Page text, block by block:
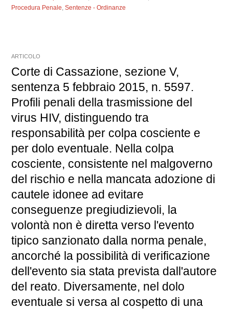
Procedura Penale,Sentenze - Ordinanze
ARTICOLO
Corte di Cassazione, sezione V,
sentenza 5 febbraio 2015, n. 5597.
Profili penali della trasmissione del
virus HIV, distinguendo tra
responsabilità per colpa cosciente e
per dolo eventuale. Nella colpa
cosciente, consistente nel malgoverno
del rischio e nella mancata adozione di
cautele idonee ad evitare
conseguenze pregiudizievoli, la
volontà non è diretta verso l'evento
tipico sanzionato dalla norma penale,
ancorché la possibilità di verificazione
dell'evento sia stata prevista dall'autore
del reato. Diversamente, nel dolo
eventuale si versa al cospetto di una